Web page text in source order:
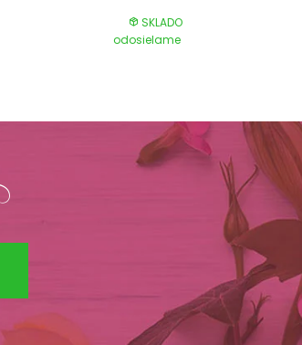
SKLADOM -
odosielame ihneď